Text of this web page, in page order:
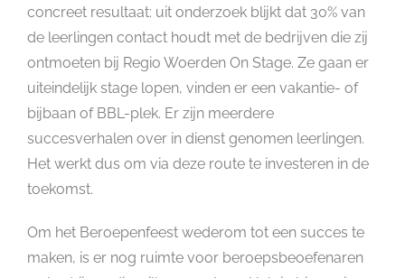
concreet resultaat: uit onderzoek blijkt dat 30% van
de leerlingen contact houdt met de bedrijven die zij
ontmoeten bij Regio Woerden On Stage. Ze gaan er
uiteindelijk stage lopen, vinden er een vakantie- of
bijbaan of BBL-plek. Er zijn meerdere
succesverhalen over in dienst genomen leerlingen.
Het werkt dus om via deze route te investeren in de
toekomst.
Om het Beroepenfeest wederom tot een succes te
maken, is er nog ruimte voor beroepsbeoefenaren